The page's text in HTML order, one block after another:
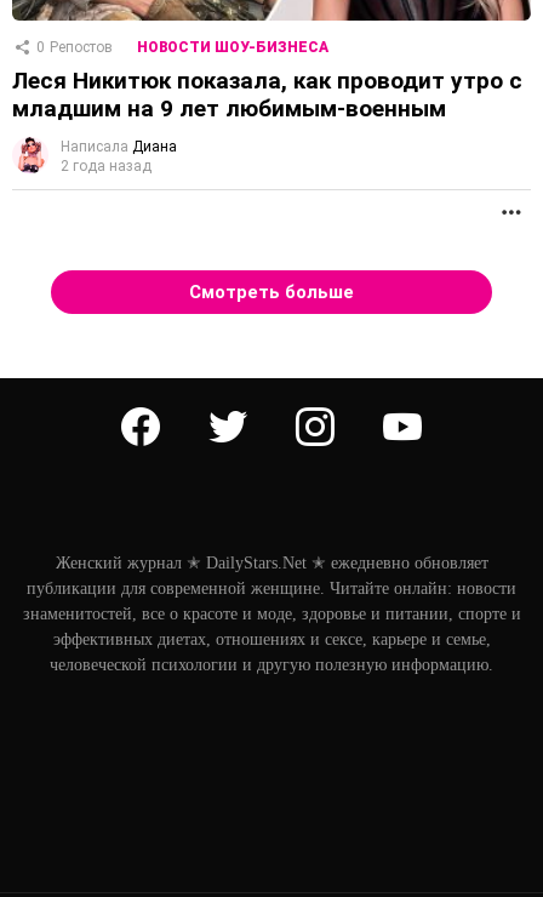
0 Репостов НОВОСТИ ШОУ-БИЗНЕСА
Леся Никитюк показала, как проводит утро с
младшим на 9 лет любимым-военным
Написала Диана
2 года назад
Смотреть больше
facebook twitter instagram
Женский журнал ✭ DailyStars.Net ✭ ежедневно обновляет
публикации для современной женщине. Читайте онлайн: новости
знаменитостей, все о красоте и моде, здоровье и питании, спорте и
эффективных диетах, отношениях и сексе, карьере и семье,
человеческой психологии и другую полезную информацию.